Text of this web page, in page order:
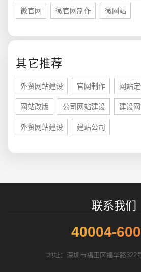
微官网 微官网制作 微网站
其它推荐
外贸网站建设 官网制作 网站定
网站改版 公司网站建设 建设
外贸网站建设 建站公司
联系我们
40004-
地址：深圳市福田区福华路322
招标项目